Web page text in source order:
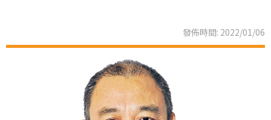
發佈時間: 2022/01/06